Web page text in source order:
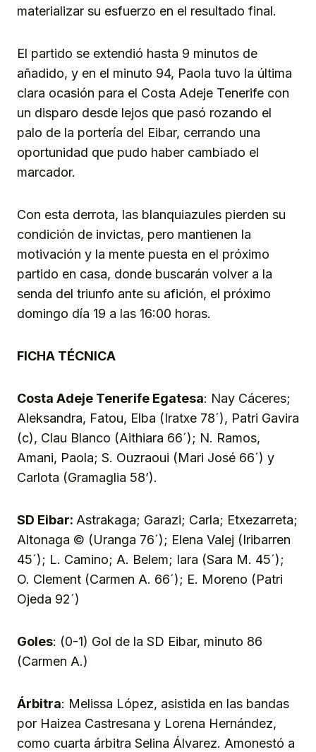
materializar su esfuerzo en el resultado final.
El partido se extendió hasta 9 minutos de
añadido, y en el minuto 94, Paola tuvo la última
clara ocasión para el Costa Adeje Tenerife con
un disparo desde lejos que pasó rozando el
palo de la portería del Eibar, cerrando una
oportunidad que pudo haber cambiado el
marcador.
Con esta derrota, las blanquiazules pierden su
condición de invictas, pero mantienen la
motivación y la mente puesta en el próximo
partido en casa, donde buscarán volver a la
senda del triunfo ante su afición, el próximo
domingo día 19 a las 16:00 horas.
FICHA TÉCNICA
Costa Adeje Tenerife Egatesa: Nay Cáceres;
Aleksandra, Fatou, Elba (Iratxe 78´), Patri Gavira
(c), Clau Blanco (Aithiara 66´); N. Ramos,
Amani, Paola; S. Ouzraoui (Mari José 66´) y
Carlota (Gramaglia 58’).
SD Eibar: Astrakaga; Garazi; Carla; Etxezarreta;
Altonaga © (Uranga 76´); Elena Valej (Iribarren
45´); L. Camino; A. Belem; Iara (Sara M. 45´);
O. Clement (Carmen A. 66´); E. Moreno (Patri
Ojeda 92´)
Goles: (0-1) Gol de la SD Eibar, minuto 86
(Carmen A.)
Árbitra: Melissa López, asistida en las bandas
por Haizea Castresana y Lorena Hernández,
como cuarta árbitra Selina Álvarez. Amonestó a